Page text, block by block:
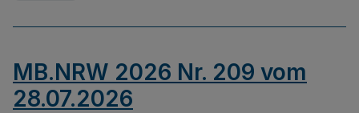
MB.NRW 2026 Nr. 209 vom
28.07.2026